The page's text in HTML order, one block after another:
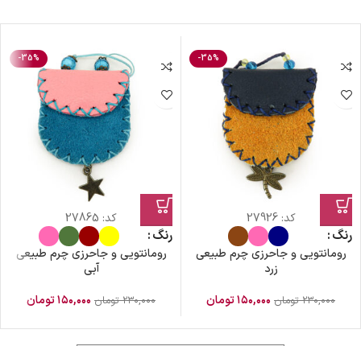
-35%
کد:27926
رنگ
رومانتویی و جاحرزی چرم طبیعی
زرد
۲۳۰,۰۰۰ تومان ۱۵۰,۰۰۰تومان
-35%
کد: 27865
رنگ
رومانتویی و جاحرزی چرم طبیعی
آبی
۲۳۰,۰۰۰ تومان ۱۵۰,۰۰۰تومان